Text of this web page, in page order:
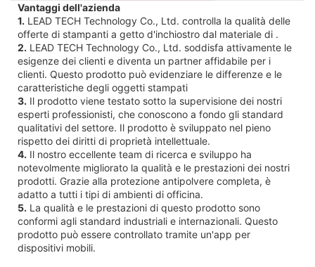
Vantaggi dell'azienda
1. LEAD TECH Technology Co., Ltd. controlla la qualità delle
offerte di stampanti a getto d'inchiostro dal materiale di .
2. LEAD TECH Technology Co., Ltd. soddisfa attivamente le
esigenze dei clienti e diventa un partner affidabile per i
clienti. Questo prodotto può evidenziare le differenze e le
caratteristiche degli oggetti stampati
3. Il prodotto viene testato sotto la supervisione dei nostri
esperti professionisti, che conoscono a fondo gli standard
qualitativi del settore. Il prodotto è sviluppato nel pieno
rispetto dei diritti di proprietà intellettuale.
4. Il nostro eccellente team di ricerca e sviluppo ha
notevolmente migliorato la qualità e le prestazioni dei nostri
prodotti. Grazie alla protezione antipolvere completa, è
adatto a tutti i tipi di ambienti di officina.
5. La qualità e le prestazioni di questo prodotto sono
conformi agli standard industriali e internazionali. Questo
prodotto può essere controllato tramite un'app per
dispositivi mobili.